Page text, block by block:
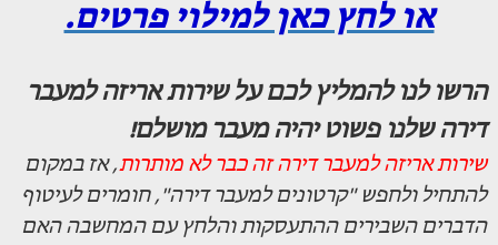
או לחץ כאן למילוי פרטים.
הרשו לנו להמליץ לכם על שירות אריזה למעבר
דירה שלנו פשוט יהיה מעבר מושלם!
שירות אריזה למעבר דירה זה כבר לא מותרות, אז במקום
להתחיל ולחפש "קרטונים למעבר דירה", חומרים לעיטוף
הדברים השבירים ההתעסקות והלחץ עם המחשבה האם